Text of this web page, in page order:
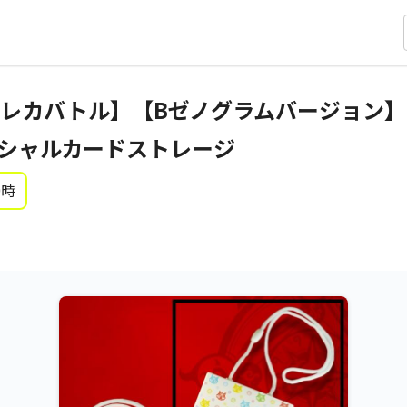
カバトル】【Bゼノグラムバージョン
ャルカードストレージ